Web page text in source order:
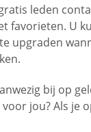
leden
favorieten. U
upgraden
bij op
jou? Als je